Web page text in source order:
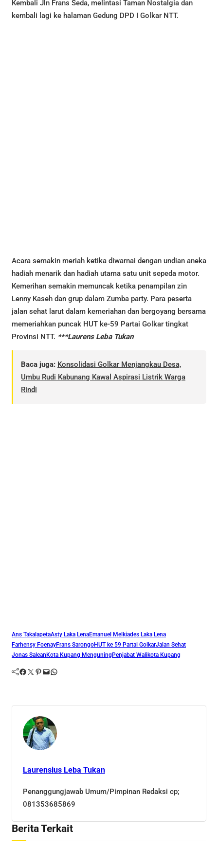
Kembali Jln Frans Seda, melintasi Taman Nostalgia dan
kembali lagi ke halaman Gedung DPD I Golkar NTT.
Acara semakin meriah ketika diwarnai dengan undian aneka
hadiah menarik dan hadiah utama satu unit sepeda motor.
Kemerihan semakin memuncak ketika penampilan zin
Lenny Kaseh dan grup dalam Zumba party. Para peserta
jalan sehat larut dalam kemeriahan dan bergoyang bersama
memeriahkan puncak HUT ke-59 Partai Golkar tingkat
Provinsi NTT. ***Laurens Leba Tukan
Baca juga: Konsolidasi Golkar Menjangkau Desa,
Umbu Rudi Kabunang Kawal Aspirasi Listrik Warga
Rindi
Ans TakalapetaAsty Laka LenaEmanuel Melkiades Laka Lena
Farhensy FoenayFrans SarongoHUT ke 59 Partai GolkarJalan Sehat
Jonas Salean Kota Kupang Menguning Penjabat Walikota Kupang
Facebook Twitter Pinterest Mail WhatsApp
Laurensius Leba Tukan
Penanggungjawab Umum/Pimpinan Redaksi cp;
081353685869
Berita Terkait